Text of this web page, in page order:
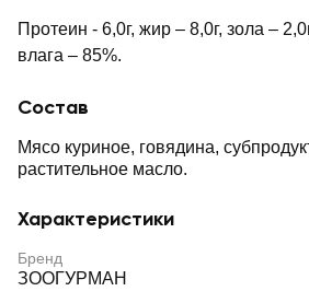
Протеин - 6,0г, жир – 8,0г, зола –
влага – 85%.
Состав
Мясо куриное, говядина,
растительное масло.
Характеристики
Бренд
ЗООГУРМАН